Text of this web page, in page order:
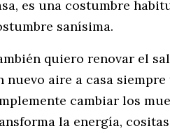
es una costumbre
sanísima.
quiero renovar el
nuevo aire a casa
cambiar los
la energía,